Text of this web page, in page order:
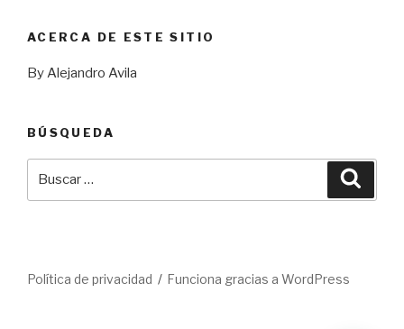
ACERCA DE ESTE SITIO
By Alejandro Avila
BÚSQUEDA
Política de privacidad Funciona gracias a WordPress